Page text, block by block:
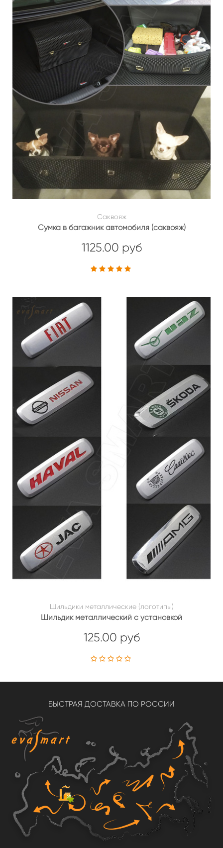
Саквояж
Сумка в багажник автомобиля (саквояж)
1125.00 руб
Шильдики металлические (логотипы)
Шильдик металлический с установкой
125.00 руб
БЫСТРАЯ ДОСТАВКА ПО РОССИИ